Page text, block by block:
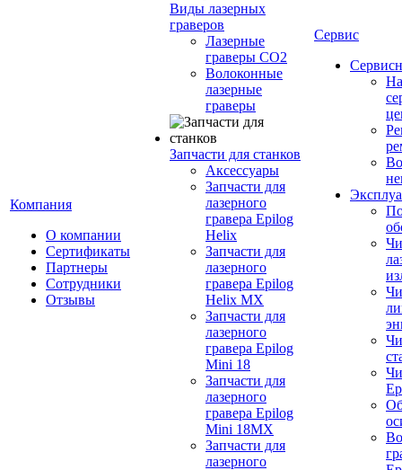
Компания
О компании
Сертификаты
Партнеры
Сотрудники
Отзывы
Виды лазерных
граверов
Лазерные
граверы СО2
Волоконные
лазерные
граверы
Запчасти для станков
Аксессуары
Запчасти для
лазерного
гравера Epilog
Helix
Запчасти для
лазерного
гравера Epilog
Helix MX
Запчасти для
лазерного
гравера Epilog
Mini 18
Запчасти для
лазерного
гравера Epilog
Mini 18MX
Запчасти для
лазерного
Сервис